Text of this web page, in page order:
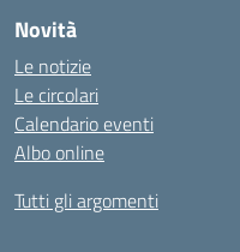
Novità
Le notizie
Le circolari
Calendario eventi
Albo online
Tutti gli argomenti